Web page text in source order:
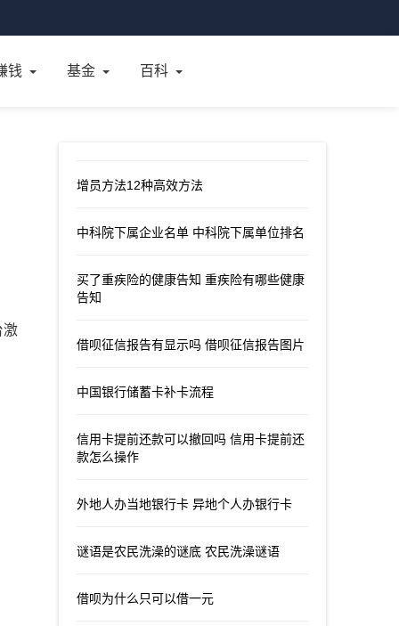
钱 基金 百科
激
增员方法12种高效方法
中科院下属企业名单 中科院下属单位排名
买了重疾险的健康告知 重疾险有哪些健康
告知
借呗征信报告有显示吗 借呗征信报告图片
中国银行储蓄卡补卡流程
信用卡提前还款可以撤回吗 信用卡提前还
款怎么操作
外地人办当地银行卡 异地个人办银行卡
谜语是农民洗澡的谜底 农民洗澡谜语
借呗为什么只可以借一元